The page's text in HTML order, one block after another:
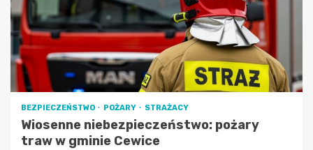
BEZPIECZEŃSTWO POŻARY STRAŻACY
Wiosenne niebezpieczeństwo: pożary
traw w gminie Cewice